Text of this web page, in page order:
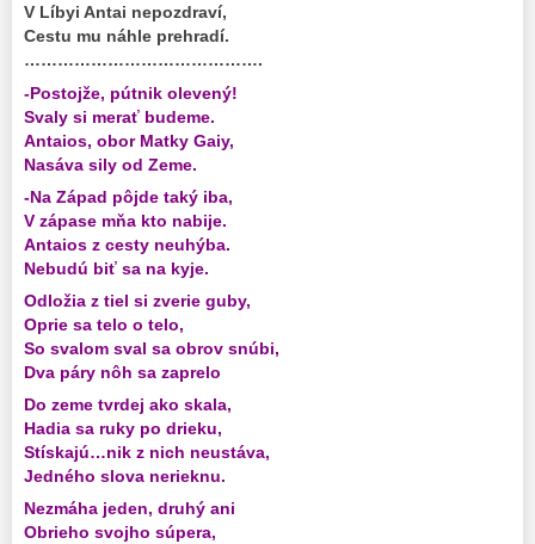
V Líbyi Antai nepozdraví,
Cestu mu náhle prehradí.
…………………………………….
-Postojže, pútnik olevený!
Svaly si merať budeme.
Antaios, obor Matky Gaiy,
Nasáva sily od Zeme.
-Na Západ pôjde taký iba,
V zápase mňa kto nabije.
Antaios z cesty neuhýba.
Nebudú biť sa na kyje.
Odložia z tiel si zverie guby,
Oprie sa telo o telo,
So svalom sval sa obrov snúbi,
Dva páry nôh sa zaprelo
Do zeme tvrdej ako skala,
Hadia sa ruky po drieku,
Stískajú…nik z nich neustáva,
Jedného slova nerieknu.
Nezmáha jeden, druhý ani
Obrieho svojho súpera,